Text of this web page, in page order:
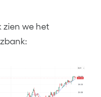
zien we het